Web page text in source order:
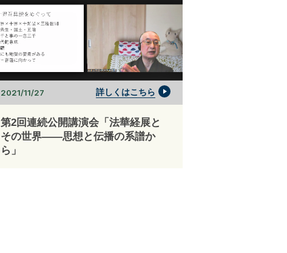
2021/11/27 詳しくはこちら
第2回連続公開講演会「法華経展と
その世界――思想と伝播の系譜か
ら」